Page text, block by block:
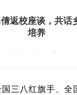
返校座谈，共话
培养
三八红旗手、全